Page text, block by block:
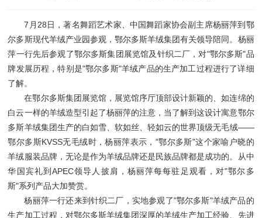
7月28日，著名舞蹈艺术家、中国舞蹈家协会副主席杨丽萍到鄂
尔多斯现代羊绒产业园参观，鄂尔多斯羊绒集团有关领导陪同。杨丽
萍一行先后参观了鄂尔多斯集团展览馆及针织二厂，对"鄂尔多斯"品
牌发展历程，特别是"鄂尔多斯"羊绒产品的生产加工过程进行了详细
了解。
在鄂尔多斯集团展览馆，展览馆序厅顶部设计新颖的、如连绵的
白云一样的羊绒造型引起了杨丽萍的注意，当了解到这设计寓意鄂尔
多斯羊绒集团生产的白如雪、软如丝、轻如云的世界顶级无毛绒——
鄂尔多斯KVSS无毛绒时，杨丽萍表示，"鄂尔多斯"这个家喻户晓的
羊绒服装品牌，无论是作为羊绒品牌还是民族品牌都是成功的。从中
华国宾礼到APEC领导人披肩，杨丽萍每每驻足观看，对"鄂尔多
斯"系列产品大加赞赏。
杨丽萍一行还来到针织二厂，实地参观了"鄂尔多斯"羊绒产品的
生产加工过程，对鄂尔多斯羊绒集团深厚的羊绒生产加工经验、先进